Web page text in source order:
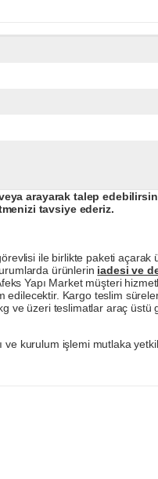
arayarak talep
tavsiye ederiz.
ile birlikte paketi açarak
ürünlerin iadesi ve
Yapı Market müşteri
edilecektir. Kargo teslim
ve üzeri teslimatlar araç üstü
kurulum işlemi mutlaka